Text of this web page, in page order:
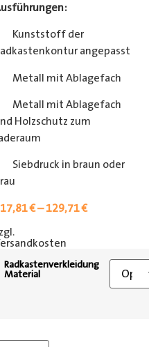
Kunststoff der
angepasst
Metall mit Ablagefach
Metall mit Ablagefach
Holzschutz zum
Siebdruck in braun oder
€–129,71€
Radkastenverkleidung
Material